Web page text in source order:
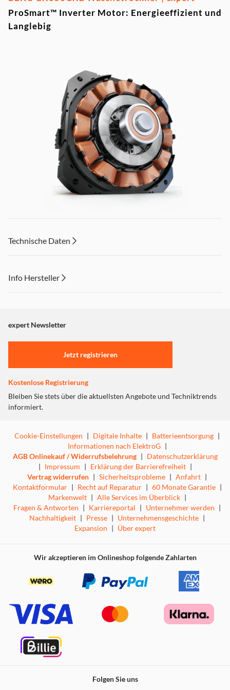
ProSmart™ Inverter Motor: Energieeffizient und
Langlebig
Mit demProSmart™ Inverter Motor
eine längere Lebensdauer. Genießen Sie maximale
Verabschieden Sie sich von ausgewaschener Kleidung. Die
EcoGentle™Trocknungstechnologie bewahrt die
Zusammenarbeit des Kondensationstrockners mit einem
Klimagerät wird Ihre Wäsche sanfter behandelt, was
gleichzeitig die Energieeffizienz steigert.
AquaWave®: Sanftes Trocknen dank
Technische Daten
Info Hersteller
"Marketing".
Einstellungen anpassen
expert Newsletter
Jetzt registrieren
Kostenlose Registrierung
Bleiben Sie stets über die aktuellsten Angebote und Techniktrends
informiert.
Cookie-Einstellungen | Digitale Inhalte | Batterieentsorgung |
Informationen nach ElektroG |
AGB Onlinekauf / Widerrufsbelehrung | Datenschutzerklärung
| Impressum | Erklärung der Barrierefreiheit |
Vertrag widerrufen | Sicherheitsprobleme | Anfahrt |
Kontaktformular | Recht auf Reparatur | 60 Monate Garantie |
Markenwelt | Alle Services im Überblick |
Fragen & Antworten | Karriereportal | Unternehmer werden |
Nachhaltigkeit | Presse | Unternehmensgeschichte |
Expansion | Über expert
Wir akzeptieren im Onlineshop folgende Zahlarten
Folgen Sie uns